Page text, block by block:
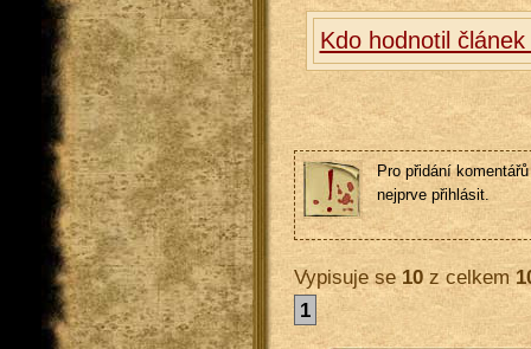
Kdo hodnotil
Pro přidání
nejprve přihlásit.
Vypisuje se10z celkem
1